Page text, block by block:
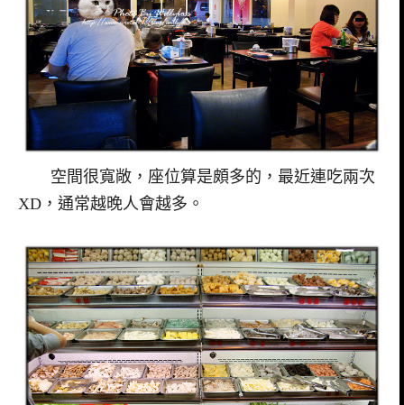
空間很寬敞，座位算是頗多的，最近連吃兩次
XD，通常越晚人會越多。